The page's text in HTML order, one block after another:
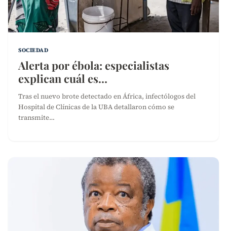
SOCIEDAD
Alerta por ébola: especialistas
explican cuál es…
Tras el nuevo brote detectado en África, infectólogos del
Hospital de Clínicas de la UBA detallaron cómo se
transmite…